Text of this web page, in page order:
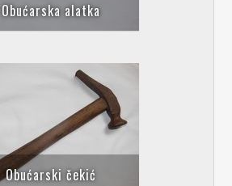
Obućarska alatka
Obućarski čekić